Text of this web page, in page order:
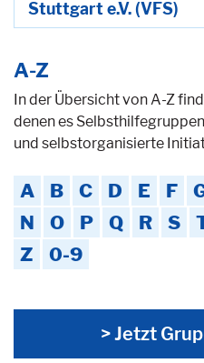
Stuttgart e.V. (VFS)
A-Z
In der Übersicht von A-Z
denen es
und selbstorganisierte
A B C D E F
N
O P Q R S
Z
0-9
> Jetzt